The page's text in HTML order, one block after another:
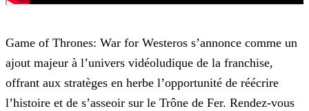
Game of Thrones: War for Westeros s’annonce comme un
ajout majeur à l’univers vidéoludique de la franchise,
offrant aux stratèges en herbe l’opportunité de réécrire
l’histoire et de s’asseoir sur le Trône de Fer. Rendez-vous